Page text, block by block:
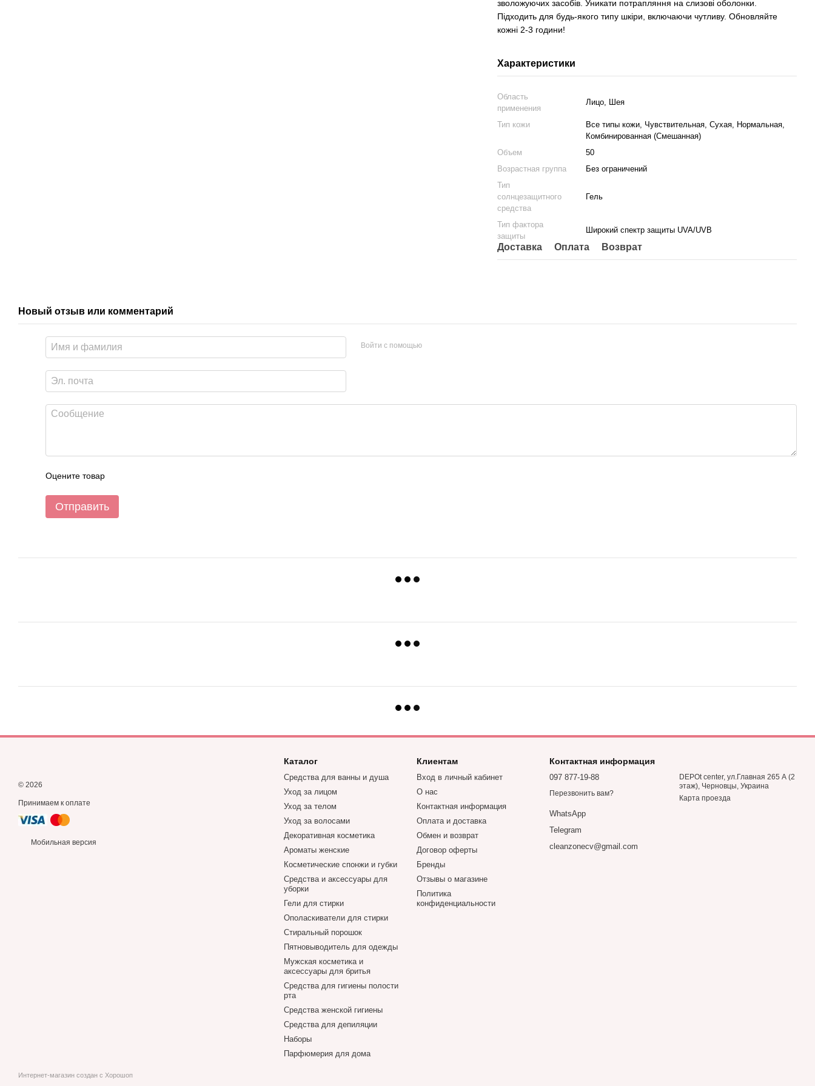
зволожуючих засобів. Уникати потрапляння на слизові оболонки.
Підходить для будь-якого типу шкіри, включаючи чутливу. Обновляйте
кожні 2-3 години!
Характеристики
Область
применения
Лицо, Шея
Тип кожи
Все типы кожи, Чувствительная, Сухая, Нормальная,
Комбинированная (Смешанная)
Объем
50
Возрастная группа
Без ограничений
Тип
солнцезащитного
средства
Гель
Тип фактора
защиты
Широкий спектр защиты UVA/UVB
Доставка Оплата Возврат
Новый отзыв или комментарий
Войти с помощью
Оцените товар
Отправить
© 2026
Принимаем к оплате
Мобильная версия
Интернет-магазин создан с Хорошоп
Каталог
Средства для ванны и душа
Уход за лицом
Уход за телом
Уход за волосами
Декоративная косметика
Ароматы женские
Косметические спонжи и губки
Средства и аксессуары для
уборки
Гели для стирки
Ополаскиватели для стирки
Стиральный порошок
Пятновыводитель для одежды
Мужская косметика и
аксессуары для бритья
Средства для гигиены полости
рта
Средства женской гигиены
Средства для депиляции
Наборы
Парфюмерия для дома
Клиентам
Вход в личный кабинет
О нас
Контактная информация
Оплата и доставка
Обмен и возврат
Договор оферты
Бренды
Отзывы о магазине
Политика
конфиденциальности
Контактная информация
097 877-19-88
Перезвонить вам?
WhatsApp
Telegram
cleanzonecv@gmail.com
DEPOt center, ул.Главная 265 А (2
этаж), Черновцы, Украина
Карта проезда